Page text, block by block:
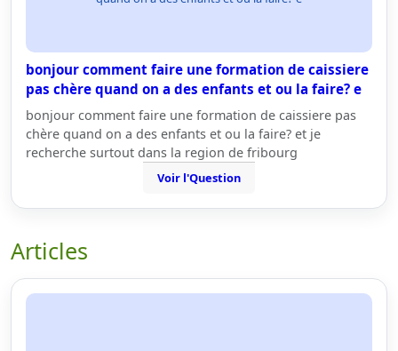
bonjour comment faire une formation de caissiere
pas chère quand on a des enfants et ou la faire? e
bonjour comment faire une formation de caissiere pas
chère quand on a des enfants et ou la faire? et je
recherche surtout dans la region de fribourg
Voir l'Question
Articles